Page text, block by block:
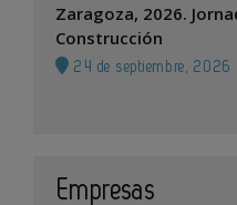
Zaragoza, 2026.
Construcción
24 de septiembre, 2026
Empresas